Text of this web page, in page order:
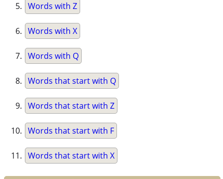
Words with Z
Words with X
Words with Q
Words that start with Q
Words that start with Z
Words that start with F
Words that start with X